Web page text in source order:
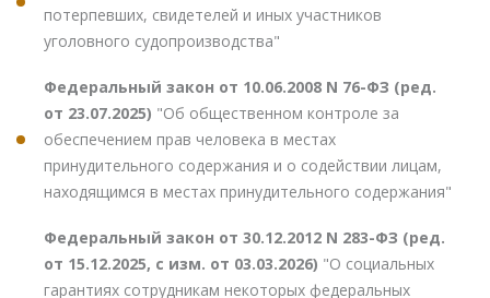
потерпевших, свидетелей и иных участников
уголовного судопроизводства"
Федеральный закон от 10.06.2008 N 76-ФЗ (ред.
от 23.07.2025) "Об общественном контроле за
обеспечением прав человека в местах
принудительного содержания и о содействии лицам,
находящимся в местах принудительного содержания"
Федеральный закон от 30.12.2012 N 283-ФЗ (ред.
от 15.12.2025, с изм. от 03.03.2026) "О социальных
гарантиях сотрудникам некоторых федеральных